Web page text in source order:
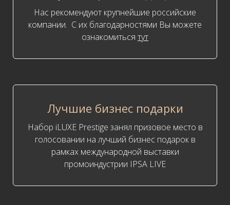
Нас рекомендуют крупнейшие российские
компании. С их благодарностями Вы можете
ознакомиться тут
Лучшие бизнес подарки
Набор iLUXE Prestige занял призовое место в
голосовании на лучший бизнес подарок в
рамках международной выставки
промоиндустрии IPSA LIVE